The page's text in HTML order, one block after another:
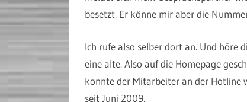
besetzt. Er könne mir aber die
Ich rufe also selber dort an. Und höre
eine alte. Also auf die Homepage
konnte der Mitarbeiter an der Hotline
seit Juni 2009.